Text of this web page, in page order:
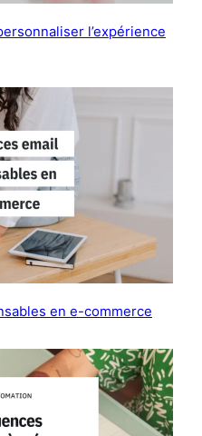
l’expérience
en e-commerce